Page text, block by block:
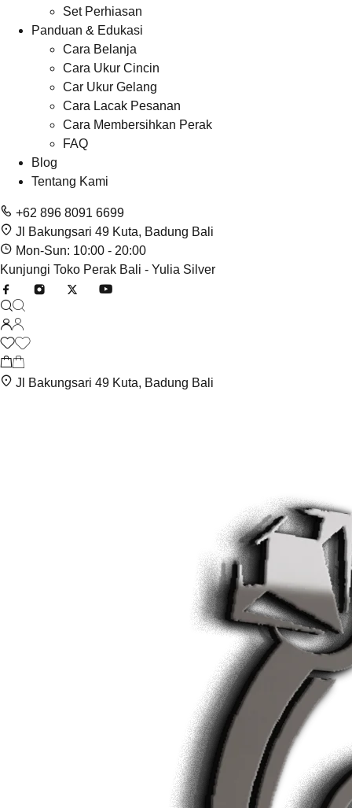
Set Perhiasan
Panduan & Edukasi
Cara Belanja
Cara Ukur Cincin
Car Ukur Gelang
Cara Lacak Pesanan
Cara Membersihkan Perak
FAQ
Blog
Tentang Kami
+62 896 8091 6699
Jl Bakungsari 49 Kuta, Badung Bali
Mon-Sun: 10:00 - 20:00
Kunjungi Toko Perak Bali - Yulia Silver
Jl Bakungsari 49 Kuta, Badung Bali